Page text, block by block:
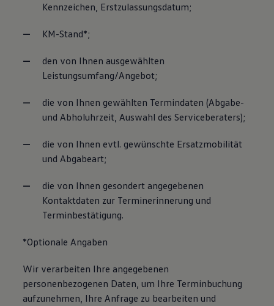
Kennzeichen, Erstzulassungsdatum;
KM-Stand*;
den von Ihnen ausgewählten
Leistungsumfang/Angebot;
die von Ihnen gewählten Termindaten (Abgabe-
und Abholuhrzeit, Auswahl des Serviceberaters);
die von Ihnen evtl. gewünschte Ersatzmobilität
und Abgabeart;
die von Ihnen gesondert angegebenen
Kontaktdaten zur Terminerinnerung und
Terminbestätigung.
*Optionale Angaben
Wir verarbeiten Ihre angegebenen
personenbezogenen Daten, um Ihre Terminbuchung
aufzunehmen, Ihre Anfrage zu bearbeiten und